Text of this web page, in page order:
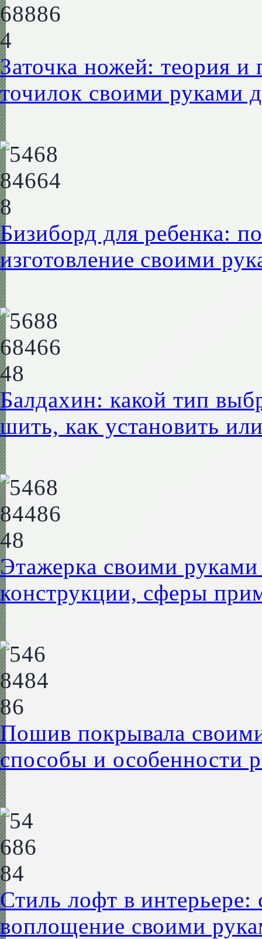
Заточка ножей: теория и
точилок своими руками
Бизиборд для ребенка:
изготовление своими
Балдахин: какой тип
шить, как установить
Этажерка своими
конструкции, сферы
Пошив покрывала
способы и особенности
Стиль лофт в
воплощение своими